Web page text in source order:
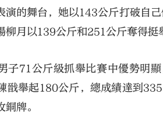
演的舞台，她以143公斤打破自
柳月以139公斤和251公斤奪得挺
子71公斤級抓舉比賽中優勢明
戩舉起180公斤，總成績達到
牌。